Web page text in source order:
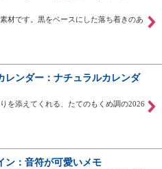
材です。黒をベースにした落ち着きのあ
レンダー：ナチュラルカレンダ
を添えてくれる、たてのもくめ調の2026
ン：音符が可愛いメモ